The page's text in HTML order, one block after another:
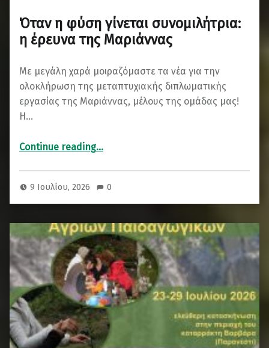
Όταν η φύση γίνεται συνομιλήτρια:
η έρευνα της Μαριάννας
Με μεγάλη χαρά μοιραζόμαστε τα νέα για την
ολοκλήρωση της μεταπτυχιακής διπλωματικής
εργασίας της Μαριάννας, μέλους της ομάδας μας!
Η…
Continue reading“Όταν η φύση γίνεται συνομιλήτρια: η έρευνα της Μαριάννας”
…
9 Ιουλίου, 2026 0